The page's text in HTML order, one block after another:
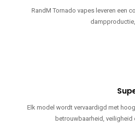
RandM Tornado vapes leveren een
Elk model wordt vervaardigd met
betrouwbaarheid, veiligheid